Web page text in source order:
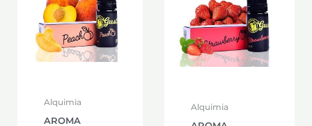
Alquimia
AROMA
Alquimia